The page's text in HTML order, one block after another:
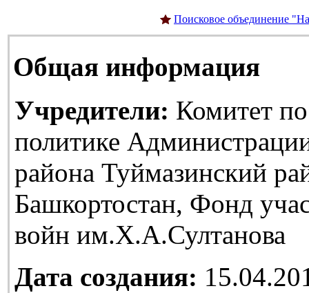
Поисковое объединение
Общая информация
Учредители: Комитет
политике
района Туймазинский
Башкортостан, Фонд
войн им.Х.А.Султанова
Дата создания: